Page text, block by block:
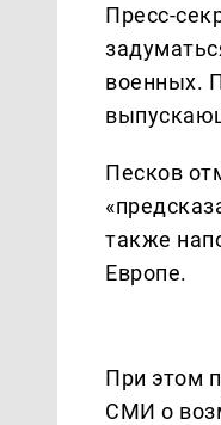
Пресс-
военных.
Песков
также
Европе.
При этом
СМИ о